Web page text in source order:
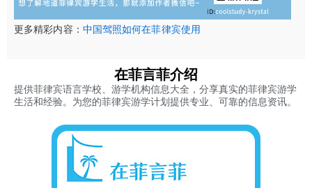
更多精彩内容： 中国驾照如何在菲律宾使用
在菲言菲介绍
提供菲律宾语言学校、游学机构信息大全，分享真实的菲律宾游学
生活和经验。为您的菲律宾游学计划提供专业、可靠的信息资讯。